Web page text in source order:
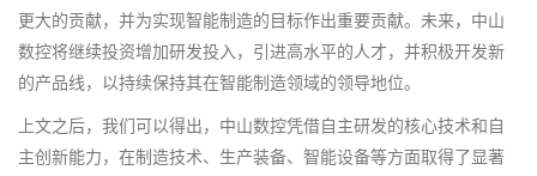
更大的贡献，并为实现智能制造的目标作出重要贡献。未来，中山
数控将继续投资增加研发投入，引进高水平的人才，并积极开发新
的产品线，以持续保持其在智能制造领域的领导地位。
上文之后，我们可以得出，中山数控凭借自主研发的核心技术和自
主创新能力，在制造技术、生产装备、智能设备等方面取得了显著